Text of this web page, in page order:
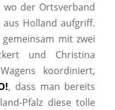
wo der Ortsverband
Holland aufgriff.
mit zwei
und Christina
koordiniert,
, dass man bereits
Pfalz diese tolle